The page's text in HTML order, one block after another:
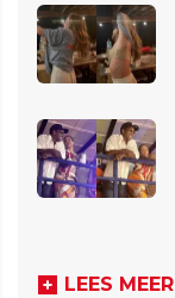
LEES MEER